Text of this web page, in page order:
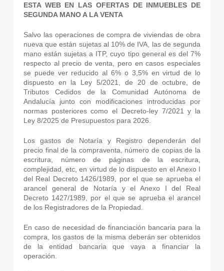
ESTA WEB EN LAS OFERTAS DE INMUEBLES DE
SEGUNDA MANO A LA VENTA
Salvo las operaciones de compra de viviendas de obra
nueva que están sujetas al 10% de IVA, las de segunda
mano están sujetas a ITP, cuyo tipo general es del 7%
respecto al precio de venta, pero en casos especiales
se puede ver reducido al 6% o 3,5% en virtud de lo
dispuesto en la Ley 5/2021, de 20 de octubre, de
Tributos Cedidos de la Comunidad Autónoma de
Andalucía junto con modificaciones introducidas por
normas posteriores como el Decreto-ley 7/2021 y la
Ley 8/2025 de Presupuestos para 2026.
Los gastos de Notaría y Registro dependerán del
precio final de la compraventa, número de copias de la
escritura, número de páginas de la escritura,
complejidad, etc, en virtud de lo dispuesto en el Anexo I
del Real Decreto 1426/1989, por el que se aprueba el
arancel general de Notaría y el Anexo I del Real
Decreto 1427/1989, por el que se aprueba el arancel
de los Registradores de la Propiedad.
En caso de necesidad de financiación bancaria para la
compra, los gastos de la misma deberán ser obtenidos
de la entidad bancaria que vaya a financiar la
operación.